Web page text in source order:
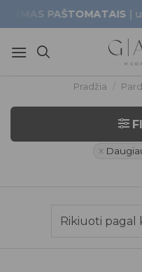
to
content
|
Pradžia